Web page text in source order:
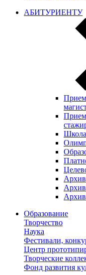
АБИТУРИЕНТУ
Прием
Прием
Школа
Образование
Творчество
Наука
Фестивали,
Центр
Творческие
Фонд развития